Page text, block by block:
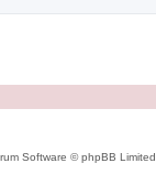
Software © phpBB Limited